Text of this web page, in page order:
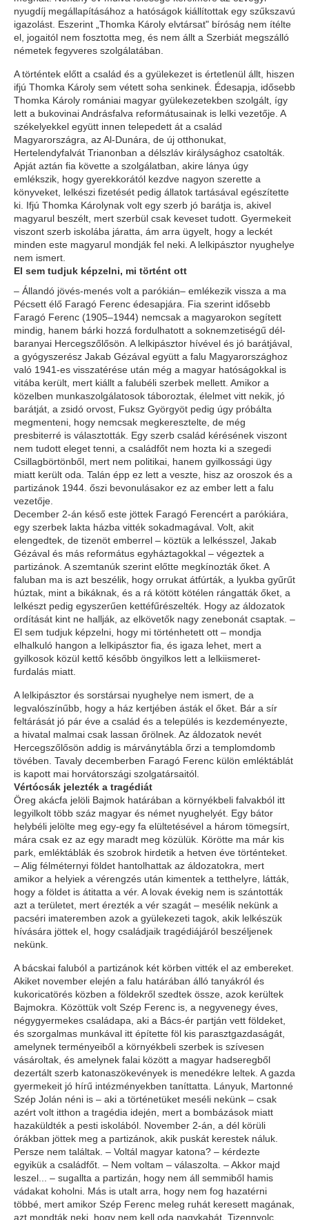
nyugdíj megállapításához a hatóságok kiállítottak egy szűkszavú
igazolást. Eszerint „Thomka Károly elvtársat" bíróság nem ítélte
el, jogaitól nem fosztotta meg, és nem állt a Szerbiát megszálló
németek fegyveres szolgálatában.
A történtek előtt a család és a gyülekezet is értetlenül állt, hiszen
ifjú Thomka Károly sem vétett soha senkinek. Édesapja, idősebb
Thomka Károly romániai magyar gyülekezetekben szolgált, így
lett a bukovinai Andrásfalva reformátusainak is lelki vezetője. A
székelyekkel együtt innen telepedett át a család
Magyarországra, az Al-Dunára, de új otthonukat,
Hertelendyfalvát Trianonban a délszláv királysághoz csatolták.
Apját aztán fia követte a szolgálatban, akire lánya úgy
emlékszik, hogy gyerekkorától kezdve nagyon szerette a
könyveket, lelkészi fizetését pedig állatok tartásával egészítette
ki. Ifjú Thomka Károlynak volt egy szerb jó barátja is, akivel
magyarul beszélt, mert szerbül csak keveset tudott. Gyermekeit
viszont szerb iskolába járatta, ám arra ügyelt, hogy a leckét
minden este magyarul mondják fel neki. A lelkipásztor nyughelye
nem ismert.
El sem tudjuk képzelni, mi történt ott
– Állandó jövés-menés volt a parókián– emlékezik vissza a ma
Pécsett élő Faragó Ferenc édesapjára. Fia szerint idősebb
Faragó Ferenc (1905–1944) nemcsak a magyarokon segített
mindig, hanem bárki hozzá fordulhatott a soknemzetiségű dél-
baranyai Hercegszőlősön. A lelkipásztor hívével és jó barátjával,
a gyógyszerész Jakab Gézával együtt a falu Magyarországhoz
való 1941-es visszatérése után még a magyar hatóságokkal is
vitába került, mert kiállt a falubéli szerbek mellett. Amikor a
közelben munkaszolgálatosok táboroztak, élelmet vitt nekik, jó
barátját, a zsidó orvost, Fuksz Györgyöt pedig úgy próbálta
megmenteni, hogy nemcsak megkeresztelte, de még
presbiterré is választották. Egy szerb család kérésének viszont
nem tudott eleget tenni, a családfőt nem hozta ki a szegedi
Csillagbörtönből, mert nem politikai, hanem gyilkossági ügy
miatt került oda. Talán épp ez lett a veszte, hisz az oroszok és a
partizánok 1944. őszi bevonulásakor ez az ember lett a falu
vezetője.
December 2-án késő este jöttek Faragó Ferencért a parókiára,
egy szerbek lakta házba vitték sokadmagával. Volt, akit
elengedtek, de tizenöt emberrel – köztük a lelkésszel, Jakab
Gézával és más református egyháztagokkal – végeztek a
partizánok. A szemtanúk szerint előtte megkínozták őket. A
faluban ma is azt beszélik, hogy orrukat átfúrták, a lyukba gyűrűt
húztak, mint a bikáknak, és a rá kötött kötélen rángatták őket, a
lelkészt pedig egyszerűen kettéfűrészelték. Hogy az áldozatok
ordítását kint ne hallják, az elkövetők nagy zenebonát csaptak. –
El sem tudjuk képzelni, hogy mi történhetett ott – mondja
elhalkuló hangon a lelkipásztor fia, és igaza lehet, mert a
gyilkosok közül kettő később öngyilkos lett a lelkiismeret-
furdalás miatt.
A lelkipásztor és sorstársai nyughelye nem ismert, de a
legvalószínűbb, hogy a ház kertjében ásták el őket. Bár a sír
feltárását jó pár éve a család és a település is kezdeményezte,
a hivatal malmai csak lassan őrölnek. Az áldozatok nevét
Hercegszőlősön addig is márványtábla őrzi a templomdomb
tövében. Tavaly decemberben Faragó Ferenc külön emléktáblát
is kapott mai horvátországi szolgatársaitól.
Vértócsák jelezték a tragédiát
Öreg akácfa jelöli Bajmok határában a környékbeli falvakból itt
legyilkolt több száz magyar és német nyughelyét. Egy bátor
helybéli jelölte meg egy-egy fa elültetésével a három tömegsírt,
mára csak ez az egy maradt meg közülük. Körötte ma már kis
park, emléktáblák és szobrok hirdetik a hetven éve történteket.
– Alig félméternyi földet hantolhattak az áldozatokra, mert
amikor a helyiek a vérengzés után kimentek a tetthelyre, látták,
hogy a földet is átitatta a vér. A lovak évekig nem is szántották
azt a területet, mert érezték a vér szagát – mesélik nekünk a
pacséri imateremben azok a gyülekezeti tagok, akik lelkészük
hívására jöttek el, hogy családjaik tragédiájáról beszéljenek
nekünk.
A bácskai faluból a partizánok két körben vitték el az embereket.
Akiket november elején a falu határában álló tanyákról és
kukoricatörés közben a földekről szedtek össze, azok kerültek
Bajmokra. Közöttük volt Szép Ferenc is, a negyvenegy éves,
négygyermekes családapa, aki a Bács-ér partján vett földeket,
és szorgalmas munkával itt építette föl kis parasztgazdaságát,
amelynek terményeiből a környékbeli szerbek is szívesen
vásároltak, és amelynek falai között a magyar hadseregből
dezertált szerb katonaszökevények is menedékre leltek. A gazda
gyermekeit jó hírű intézményekben taníttatta. Lányuk, Martonné
Szép Jolán néni is – aki a történetüket meséli nekünk – csak
azért volt itthon a tragédia idején, mert a bombázások miatt
hazaküldték a pesti iskolából. November 2-án, a dél körüli
órákban jöttek meg a partizánok, akik puskát kerestek náluk.
Persze nem találtak. – Voltál magyar katona? – kérdezte
egyikük a családfőt. – Nem voltam – válaszolta. – Akkor majd
leszel... – sugallta a partizán, hogy nem áll semmiből hamis
vádakat koholni. Más is utalt arra, hogy nem fog hazatérni
többé, mert amikor Szép Ferenc meleg ruhát keresett magának,
azt mondták neki, hogy nem kell oda nagykabát. Tizennyolc,